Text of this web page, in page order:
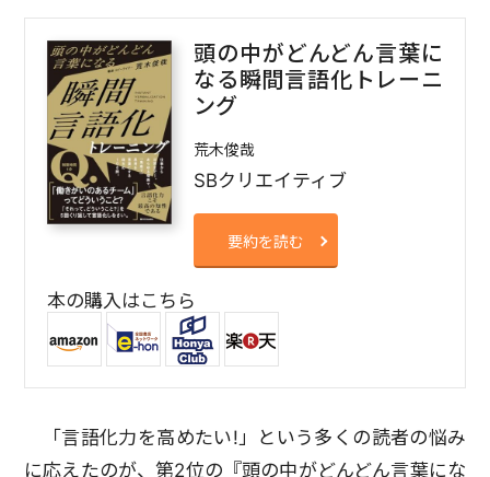
頭の中がどんどん言葉に
なる瞬間言語化トレーニ
ング
荒木俊哉
SBクリエイティブ
要約を読む
本の購入はこちら
「言語化力を高めたい!」という多くの読者の悩み
に応えたのが、第2位の『頭の中がどんどん言葉にな